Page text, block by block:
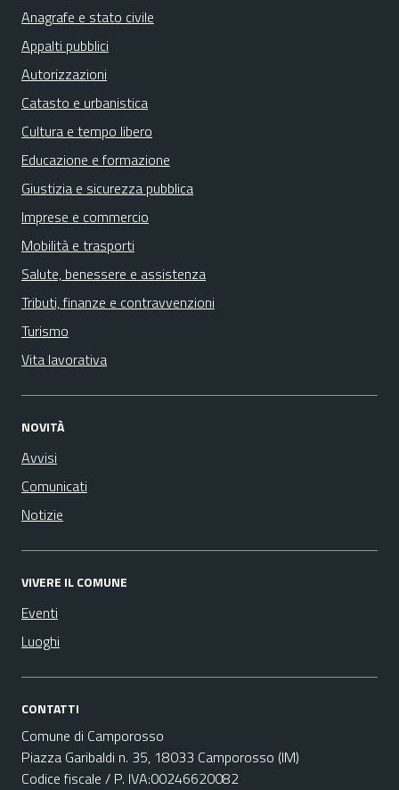
Anagrafe e stato civile
Appalti pubblici
Autorizzazioni
Catasto e urbanistica
Cultura e tempo libero
Educazione e formazione
Giustizia e sicurezza pubblica
Imprese e commercio
Mobilità e trasporti
Salute, benessere e assistenza
Tributi, finanze e contravvenzioni
Turismo
Vita lavorativa
NOVITÀ
Avvisi
Comunicati
Notizie
VIVERE IL COMUNE
Eventi
Luoghi
CONTATTI
Comune di Camporosso
Piazza Garibaldi n. 35, 18033 Camporosso (IM)
Codice fiscale / P. IVA:00246620082